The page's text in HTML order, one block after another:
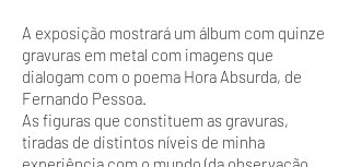
A exposição mostrará um álbum com quinze
gravuras em metal com imagens que
dialogam com o poema Hora Absurda, de
Fernando Pessoa.
As figuras que constituem as gravuras,
tiradas de distintos níveis de minha